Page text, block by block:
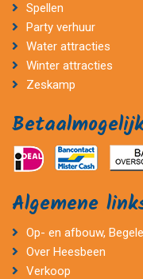
Spellen
Party verhuur
Water attracties
Winter attracties
Zeskamp
Algemene
Op- en afbouw,
Over Heesbeen
Verkoop